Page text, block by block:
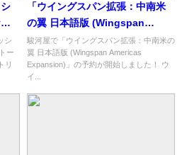
シ
ー
リ
「ウイングスパン拡張：中南米
の翼 日本語版 (Wingspan
Americas Expansion)」の概略
と予約購入可能なショップ紹
介！
駿河屋で「ウイングスパン拡張：中南米の
翼 日本語版 (Wingspan Americas
Expansion)」の予約が開始しました！ ウ
イ...